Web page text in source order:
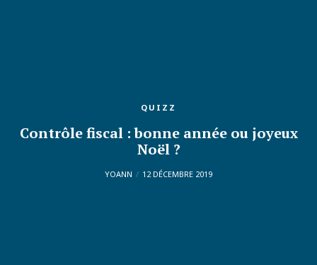
QUIZZ
Contrôle fiscal : bonne année ou joyeux
Noël ?
YOANN 12 DÉCEMBRE 2019